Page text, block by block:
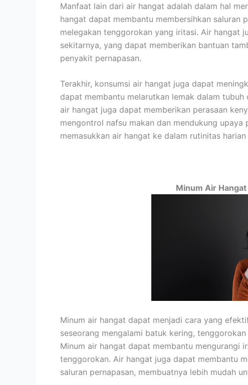
Manfaat lain dari air hangat adalah dalam hal
hangat dapat membantu membersihkan saluran
melegakan tenggorokan yang iritasi. Air hangat
sekitarnya, yang dapat memberikan bantuan
penyakit pernapasan.
Terakhir, konsumsi air hangat juga dapat
dapat membantu melarutkan lemak dalam
air hangat juga dapat memberikan perasaan
mengontrol nafsu makan dan mendukung upaya
memasukkan air hangat ke dalam rutinitas
Minum Air
Minum air hangat dapat menjadi cara yang
seseorang mengalami batuk kering,
Minum air hangat dapat membantu mengurangi
tenggorokan. Air hangat juga dapat membantu
saluran pernapasan, membuatnya lebih mudah